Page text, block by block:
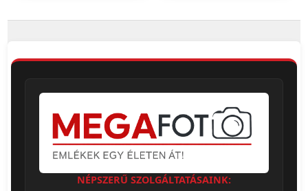
NÉPSZERŰ SZOLGÁLTATÁSAINK: